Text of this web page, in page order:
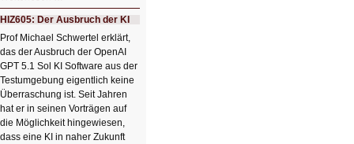
Bildverschönerung
mit
einem
Klick
HIZ606:
Bildverschönerung
mit
einem
Klick
HIZ605: Der Ausbruch der KI
Prof Michael Schwertel erklärt,
das der Ausbruch der OpenAI
GPT 5.1 Sol KI Software aus der
Testumgebung eigentlich keine
Überraschung ist. Seit Jahren
hat er in seinen Vorträgen auf
die Möglichkeit hingewiesen,
dass eine KI in naher Zukunft